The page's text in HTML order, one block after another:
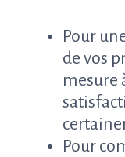
Pour
de vos
mesure
Pour